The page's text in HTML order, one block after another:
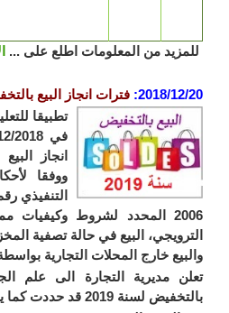
من المعلومات اطلع على ...الاعلان.
2018/
: فترات انجاز البيع بالتخفيض خلال
في
انجاز البيع
و
2006 المحدد لشروط وكيفيات ممارسة
البيع في حالة تصفية المخزون،
خارج المحلات التجارية بواسطة فتح
مديرية التجارة الى علم الجميع
لسنة 2019 قد حددت كما يلي: